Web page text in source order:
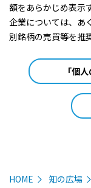
額をあらかじめ表示
企業については、あ
別銘柄の売買等を推
「個
HOME
知の広場